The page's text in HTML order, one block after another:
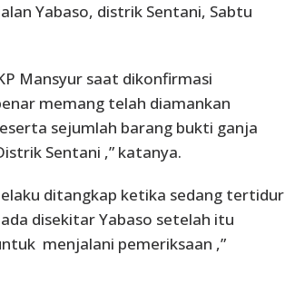
Yabaso, distrik Sentani, Sabtu
Mansyur saat dikonfirmasi
memang telah diamankan
sejumlah barang bukti ganja
Sentani ,” katanya.
ditangkap ketika sedang tertidur
disekitar Yabaso setelah itu
menjalani pemeriksaan ,”